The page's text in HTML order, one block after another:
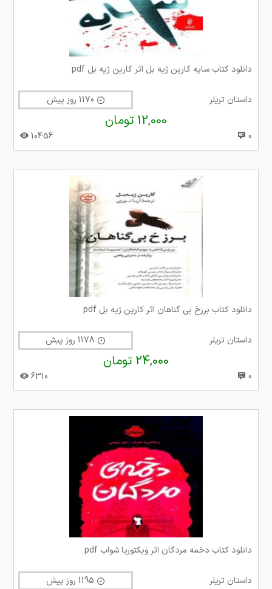
دانلود کتاب سایه کارین ژیه بل اثر کارین ژیه بل pdf
داستان تریلر
12,000 تومان
0
10456
دانلود کتاب برزخ بی گناهان اثر کارین ژیه بل pdf
داستان تریلر
24,000 تومان
0
6310
دانلود کتاب دخمه مردگان اثر ویکتوریا شواب pdf
داستان تریلر